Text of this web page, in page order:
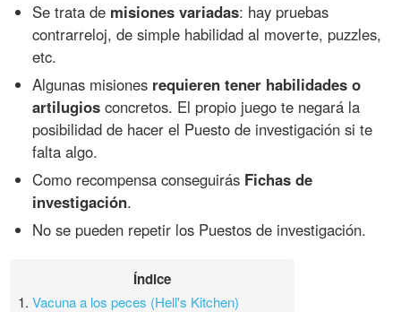
Se trata de misiones variadas: hay pruebas
contrarreloj, de simple habilidad al moverte, puzzles,
etc.
Algunas misiones requieren tener habilidades o
artilugios concretos. El propio juego te negará la
posibilidad de hacer el Puesto de investigación si te
falta algo.
Como recompensa conseguirás Fichas de
investigación.
No se pueden repetir los Puestos de investigación.
Índice
1.Vacuna a los peces (Hell's Kitchen)